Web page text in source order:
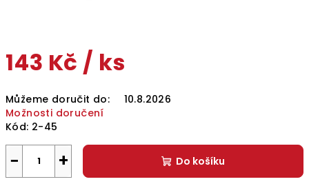
143 Kč / ks
cena:
Můžeme doručit do:
10.8.2026
Možnosti doručení
Kód: 2-45
+
− Do košíku